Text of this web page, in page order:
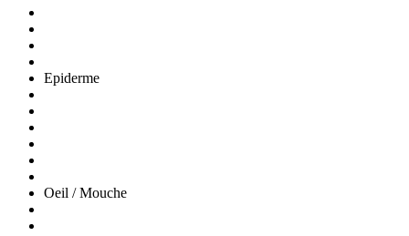
Epiderme
Oeil / Mouche